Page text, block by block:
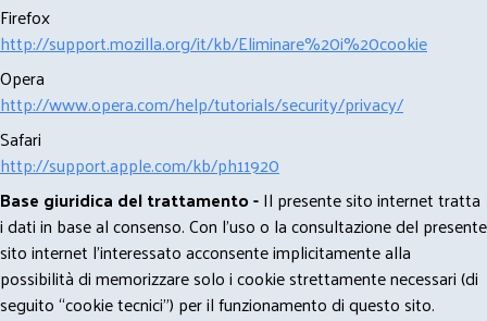
Firefox
http://support.mozilla.org/it/kb/Eliminare%20i%20cookie
Opera
http://www.opera.com/help/tutorials/security/privacy/
Safari
http://support.apple.com/kb/ph11920
Base giuridica del trattamento -Il presente sito internet tratta
i dati in base al consenso. Con l'uso o la consultazione del presente
sito internet l’interessato acconsente implicitamente alla
possibilità di memorizzare solo i cookie strettamente necessari (di
seguito “cookie tecnici”) per il funzionamento di questo sito.